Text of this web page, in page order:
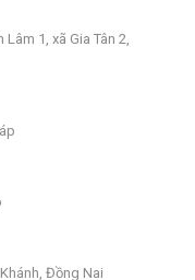
1, xã Gia Tân 2,
Đồng Nai